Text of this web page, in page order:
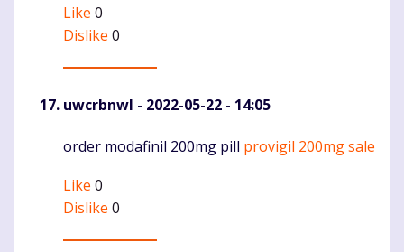
Like 0
Dislike 0
uwcrbnwl - 2022-05-22 - 14:05
Komentaras
order modafinil 200mg pill provigil 200mg sale
Like 0
Dislike 0